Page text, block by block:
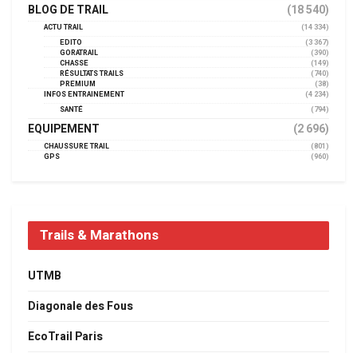
BLOG DE TRAIL (18 540)
ACTU TRAIL
(14 334)
EDITO
(3 367)
GORATRAIL
(390)
CHASSE
(149)
RÉSULTATS TRAILS
(740)
PREMIUM
(38)
INFOS ENTRAINEMENT
(4 234)
SANTÉ
(794)
EQUIPEMENT (2 696)
CHAUSSURE TRAIL
(801)
GPS
(960)
Trails & Marathons
UTMB
Diagonale des Fous
EcoTrail Paris